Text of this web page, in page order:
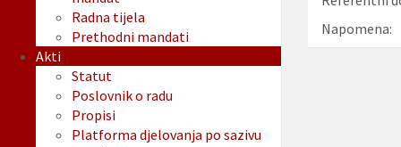
Napomena:
Radna tijela
Prethodni mandati
Akti
Statut
Poslovnik o radu
Propisi
Platforma djelovanja po sazivu